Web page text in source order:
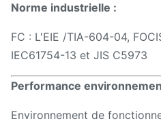
Norme industrielle :
FC : L'EIE /TIA-604-04,
IEC61754-13 et JIS C5973
Performance
Environnement de